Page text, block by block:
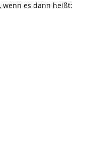
wenn es dann heißt: